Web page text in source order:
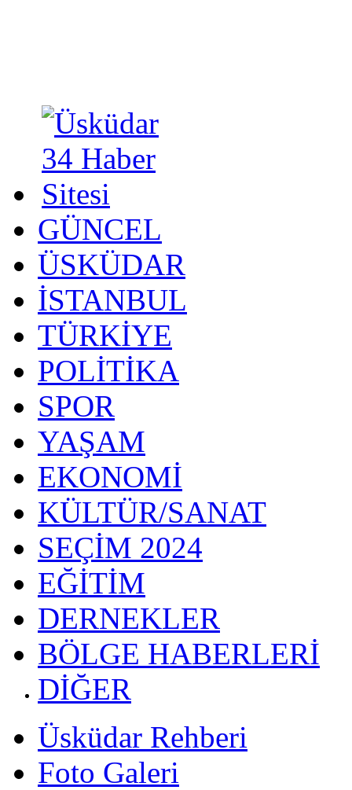
GÜNCEL
ÜSKÜDAR
İSTANBUL
TÜRKİYE
POLİTİKA
SPOR
YAŞAM
EKONOMİ
KÜLTÜR/SANAT
SEÇİM 2024
EĞİTİM
DERNEKLER
BÖLGE HABERLERİ
DİĞER
Üsküdar Rehberi
Foto Galeri